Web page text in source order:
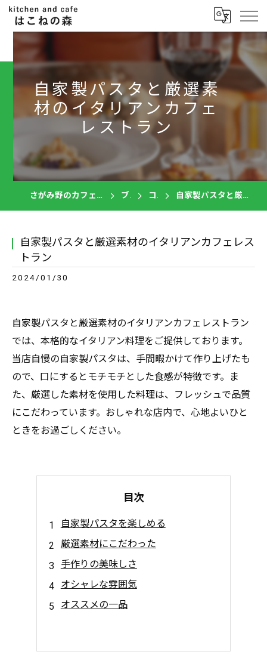
自家製パスタと厳選素
材のイタリアンカフェ
レストラン
さがみ野のカフェならkitchen and cafe はこねの森 ブログ コラム 自家製パスタと厳選素材のイタリアンカフェレストラン
自家製パスタと厳選素材のイタリアンカフェレス
トラン
2024/01/30
自家製パスタと厳選素材のイタリアンカフェレストラン
では、本格的なイタリアン料理をご提供しております。
当店自慢の自家製パスタは、手間暇かけて作り上げたも
ので、口にするとモチモチとした食感が特徴です。ま
た、厳選した素材を使用した料理は、フレッシュで品質
にこだわっています。おしゃれな店内で、心地よいひと
ときをお過ごしください。
目次
自家製パスタを楽しめる
厳選素材にこだわった
手作りの美味しさ
オシャレな雰囲気
オススメの一品